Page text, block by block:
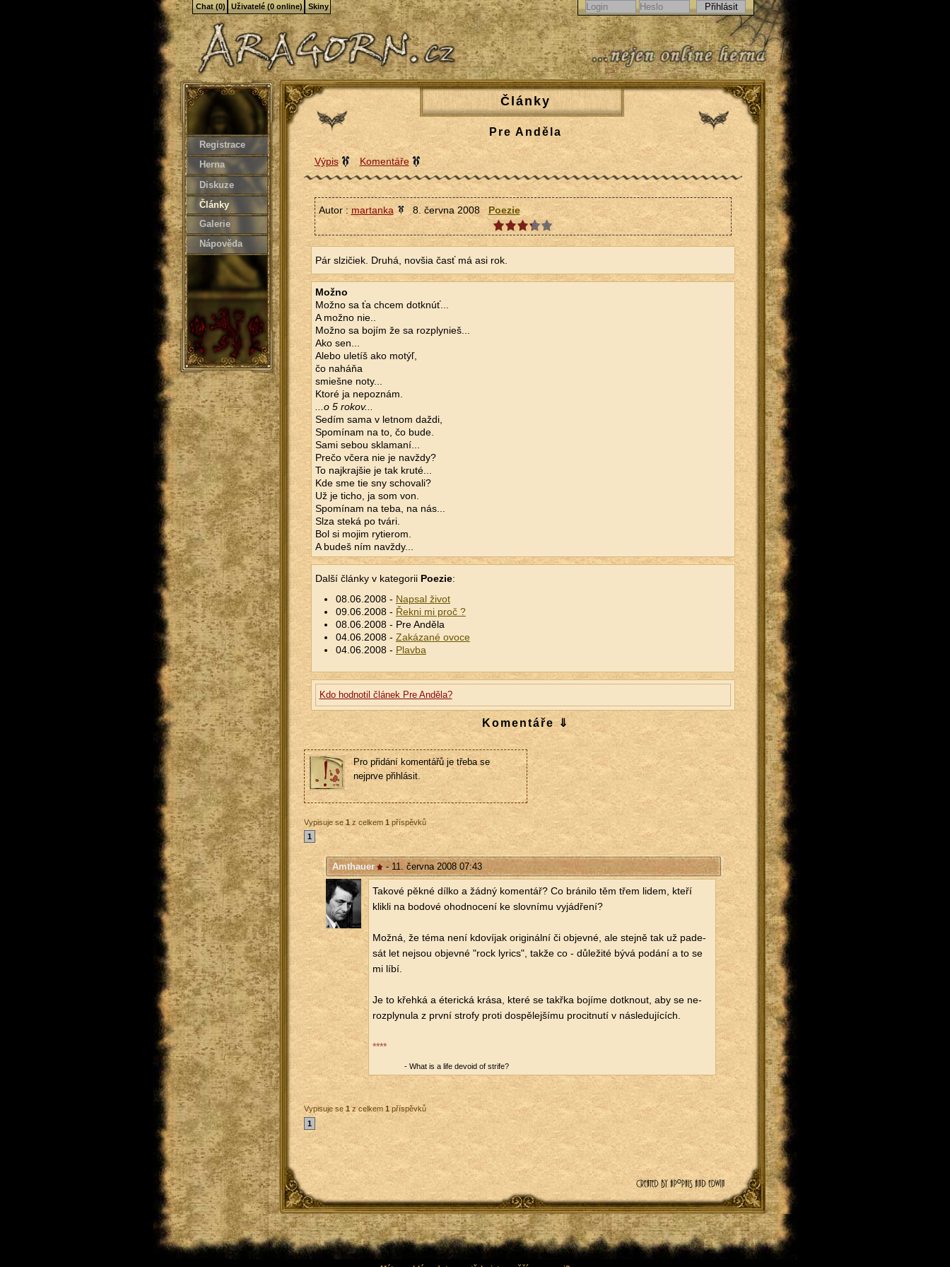
Registrace
Herna
Diskuze
Články
Galerie
Nápověda
Články
Pre Anděla
Výpis Komentáře
Autor :martanka 8. června 2008 Poezie
Pár slzičiek. Druhá, novšia časť má asi rok.
Možno
Možno sa ťa chcem dotknúť...
A možno nie..
Možno sa bojím že sa rozplynieš...
Ako sen...
Alebo uletíš ako motýľ,
čo naháňa
smiešne noty...
Ktoré ja nepoznám.
...o 5 rokov...
Sedím sama v letnom daždi,
Spomínam na to, čo bude.
Sami sebou sklamaní...
Prečo včera nie je navždy?
To najkrajšie je tak kruté...
Kde sme tie sny schovali?
Už je ticho, ja som von.
Spomínam na teba, na nás...
Slza steká po tvári.
Bol si mojim rytierom.
A budeš ním navždy...
Další články v kategorii Poezie:
08.06.2008 - Napsal život
09.06.2008 - Řekni mi proč ?
08.06.2008 - Pre Anděla
04.06.2008 - Zakázané ovoce
04.06.2008 - Plavba
Kdo hodnotil článek Pre Anděla?
Komentáře ⇓
Pro přidání komentářů je třeba se
nejprve přihlásit.
Vypisuje se1 z celkem 1 příspěvků
1
Amthauer - 11. června 2008 07:43
Ta­ko­vé pěkné dílko a žádný ko­men­tář? Co brá­ni­lo těm třem lidem, kteří
klik­li na bo­do­vé ohod­no­ce­ní ke slov­ní­mu vy­já­d­ře­ní?
Možná, že téma není kdo­ví­jak ori­gi­nál­ní či ob­jev­né, ale stej­ně tak už pa­de­
sát let nejsou ob­jev­né "rock ly­rics", takže co - dů­le­ži­té bývá po­dá­ní a to se
mi líbí.
Je to křeh­ká a éte­ric­ká krása, které se takřka bo­jí­me do­tknout, aby se ne­
roz­ply­nu­la z první st­ro­fy proti do­spě­lej­ší­mu pro­cit­nu­tí v ná­sle­du­jí­cích.
****
- What is a life de­vo­id of stri­fe?
Vypisuje se1z celkem 1příspěvků
1
Chat (0) Uživatelé (0 online) Skiny